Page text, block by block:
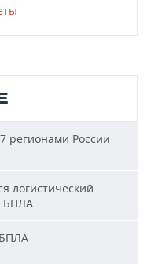
регионами России
логистический
БПЛА